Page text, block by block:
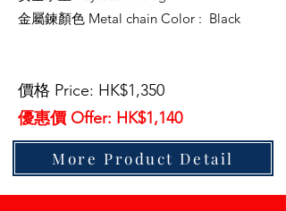
金屬鍊顏色 Metal chain Color : Black
價格 Price: HK$1,350
優惠價 Offer: HK$1,140
More Product Detail